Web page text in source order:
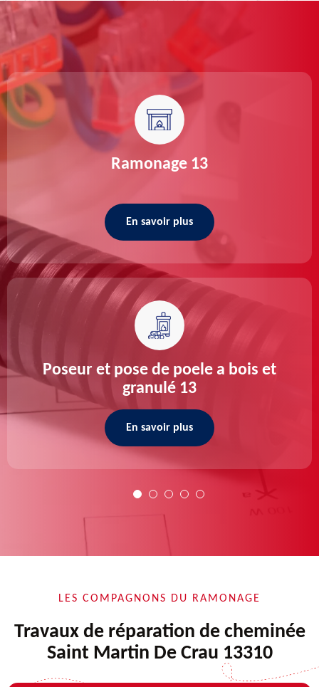
Ramonage 13
En savoir plus
Poseur et pose de poele a bois et
granulé 13
En savoir plus
LES COMPAGNONS DU RAMONAGE
Travaux de réparation de cheminée
Saint Martin De Crau 13310